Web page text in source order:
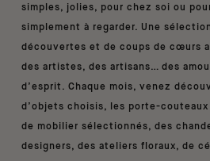
simples, jolies, pour chez soi ou
simplement à regarder. Une
découvertes et de coups de cœurs
des artistes, des artisans… des
d’esprit. Chaque mois, venez
d’objets choisis, les porte-
de mobilier sélectionnés, des
designers, des ateliers floraux, de